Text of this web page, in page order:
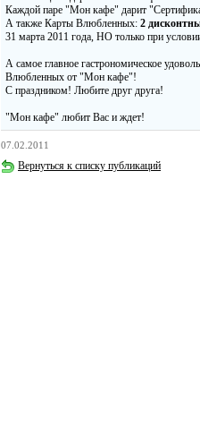
Каждой паре "Мон кафе" дарит
А также Карты Влюбленных: 2
31 марта 2011 года, НО только при
А самое главное гастрономическое
Влюбленных от "Мон кафе"!
С праздником! Любите друг друга!
"Мон кафе" любит Вас и ждет!
07.02.2011
Вернуться к списку публикаций